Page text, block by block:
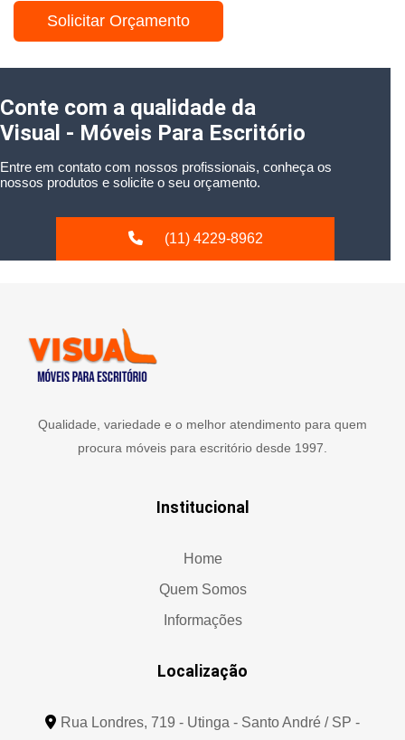
Solicitar Orçamento
Conte com a qualidade da
Visual - Móveis Para Escritório
Entre em contato com nossos profissionais, conheça os
nossos produtos e solicite o seu orçamento.
(11) 4229-8962
Qualidade, variedade e o melhor atendimento para quem
procura móveis para escritório desde 1997.
Institucional
Home
Quem Somos
Informações
Localização
Rua Londres, 719 - Utinga - Santo André / SP -